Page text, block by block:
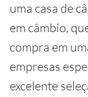
uma casa de
em câmbio,
compra em
empresas
excelente